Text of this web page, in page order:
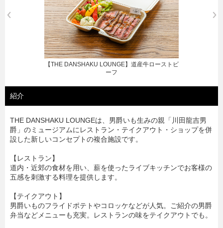
【THE DANSHAKU LOUNGE】道産牛ローストビ
ーフ
紹介
THE DANSHAKU LOUNGEは、男爵いも生みの親「川田龍吉男
爵」のミュージアムにレストラン・テイクアウト・ショップを併
設した新しいコンセプトの複合施設です。
【レストラン】
道内・近郊の食材を用い、薪を使ったライブキッチンでお客様の
五感を刺激する料理を提供します。
【テイクアウト】
男爵いものフライドポテトやコロッケなどが人気。ご紹介の男爵
弁当などメニューも充実。レストランの味をテイクアウトでも。